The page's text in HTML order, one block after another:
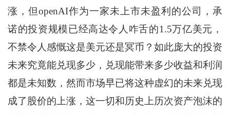
涨，但openAI作为一家未上市未盈利的公司，承
诺的投资规模已经高达令人咋舌的1.5万亿美元，
不禁令人感慨这是美元还是冥币？如此庞大的投资
未来究竟能兑现多少，兑现能带来多少收益和利润
都是未知数，然而市场早已将这种虚幻的未来兑现
成了股价的上涨，这一切和历史上历次资产泡沫的